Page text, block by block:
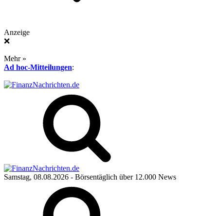
Anzeige
❌
Mehr »
Ad hoc-Mitteilungen:
Samstag, 08.08.2026 - Börsentäglich über 12.000 News